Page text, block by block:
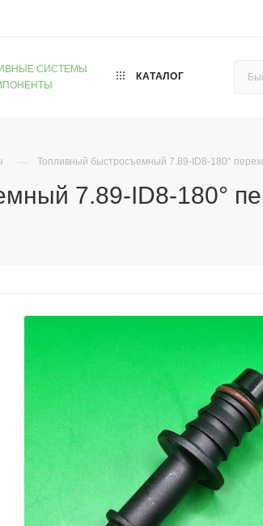
СИСТЕМЫ
КАТАЛОГ
— Топливный быстросъемный 7.89-ID8-180°
7.89-ID8-180°